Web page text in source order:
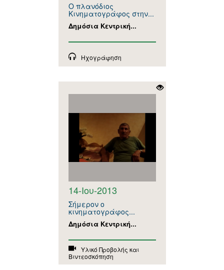
Ο πλανόδιος
Κινηματογράφος στην...
Δημόσια Κεντρική...
Ηχογράφηση
14-Ιου-2013
Σήμερον ο
κινηματογράφος...
Δημόσια Κεντρική...
Υλικό Προβολής και
Βιντεοσκόπηση